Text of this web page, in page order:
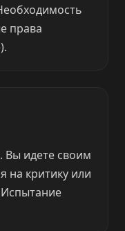
права
Вы идете своим
на критику или